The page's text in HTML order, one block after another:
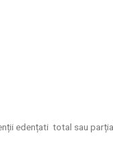
edențati total sau